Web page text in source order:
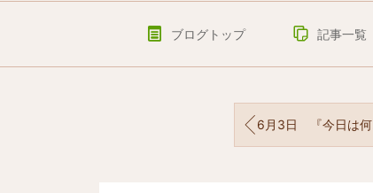
ブログトップ 記事一覧
6月3日 『今日は何の日？』